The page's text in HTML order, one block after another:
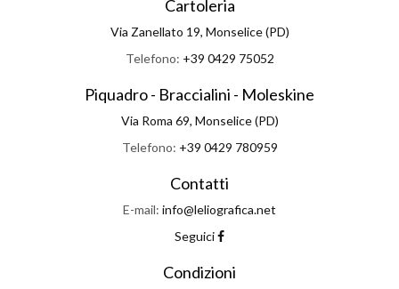
Cartoleria
Via Zanellato 19, Monselice (PD)
Telefono: +39 0429 75052
Piquadro - Braccialini - Moleskine
Via Roma 69, Monselice (PD)
Telefono: +39 0429 780959
Contatti
E-mail: info@leliografica.net
Seguici
Condizioni